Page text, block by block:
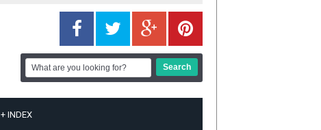
+ INDEX